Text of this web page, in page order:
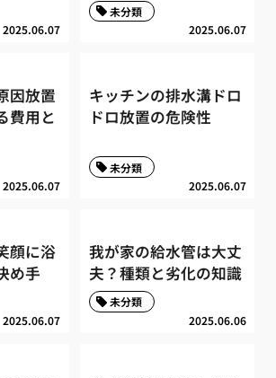
2025.06.07 2025.06.07
未分類
因放置
費用と
2025.06.07
キッチンの排水溝ドロ
ドロ放置の危険性
2025.06.07
未分類
顔に浴
め手
2025.06.07
我が家の給水管は大丈
夫？種類と劣化の知識
2025.06.06
未分類